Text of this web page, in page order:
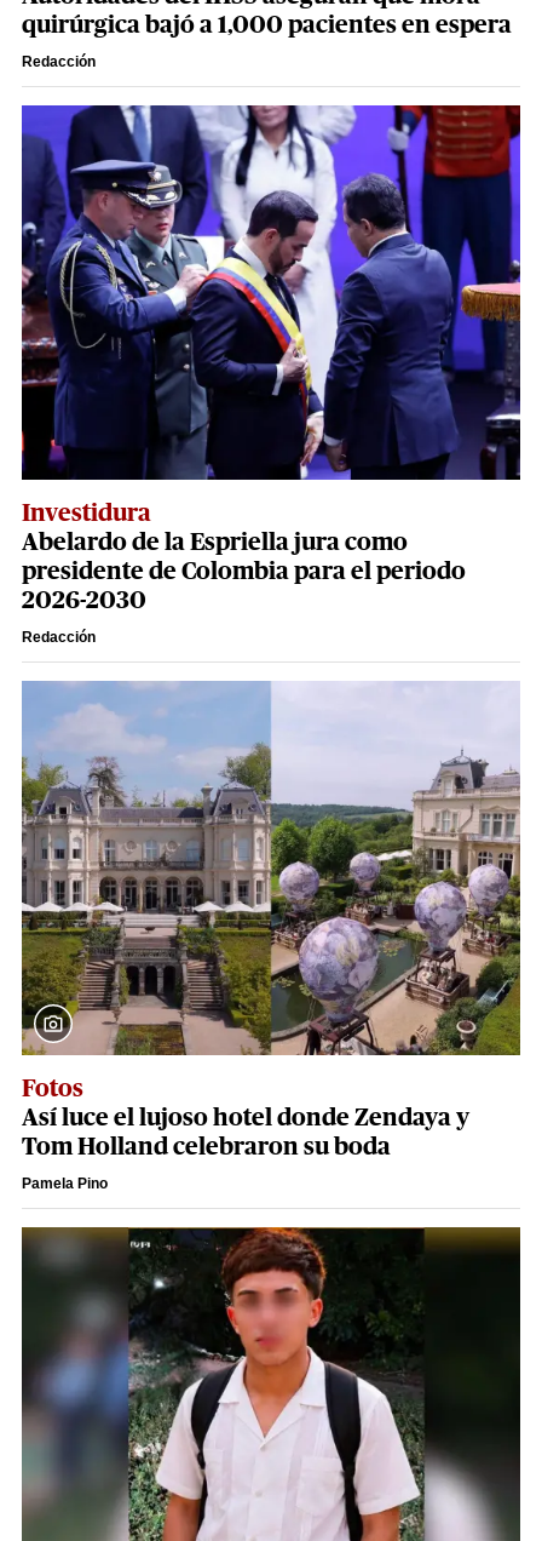
quirúrgica bajó a 1,000 pacientes en espera
Redacción
Investidura
Abelardo de la Espriella jura como
presidente de Colombia para el periodo
2026-2030
Redacción
Fotos
Así luce el lujoso hotel donde Zendaya y
Tom Holland celebraron su boda
Pamela Pino